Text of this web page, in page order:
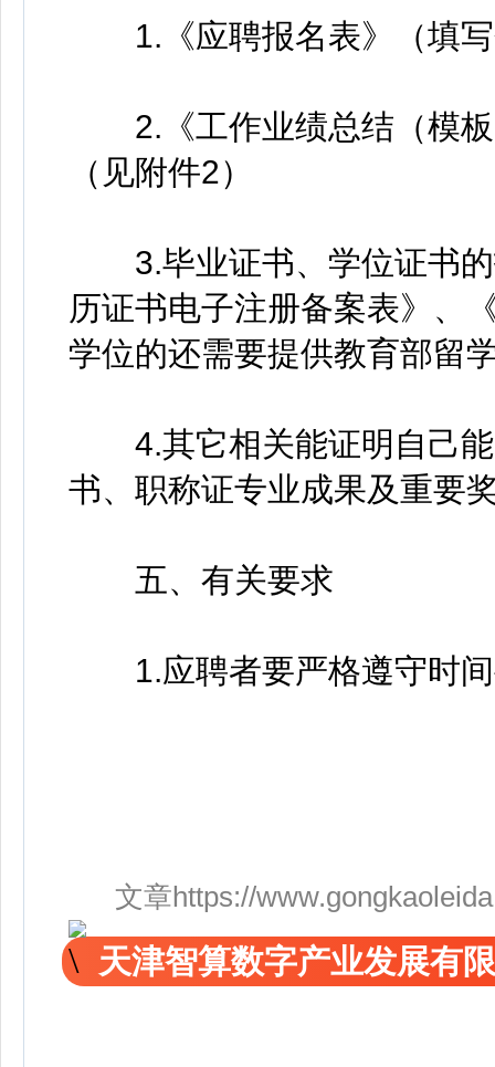
1.《应聘报名表》（填写
2.《工作业绩总结（模板
（见附件2）
3.毕业证书、学位证书的
历证书电子注册备案表》、
学位的还需要提供教育部留
4.其它相关能证明自己能
书、职称证专业成果及重要
五、有关要求
1.应聘者要严格遵守时间
文章https://
天津智算数字产业发展有